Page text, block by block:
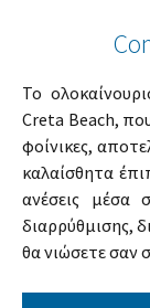
Το
Creta Beach,
φοίνικες,
καλαίσθητα
ανέσεις μέσα
διαρρύθμισης,
θα νιώσετε σαν